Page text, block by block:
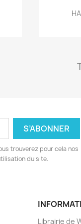

trouverez pour cela nos
du site.
Librairie de